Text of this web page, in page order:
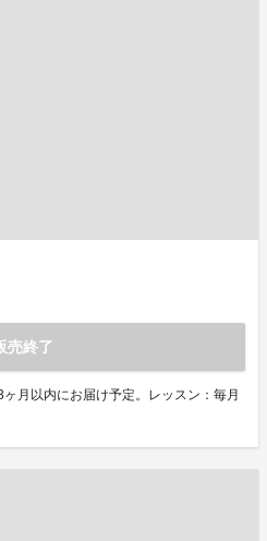
売終了
月以内にお届け予定。レッスン：毎月